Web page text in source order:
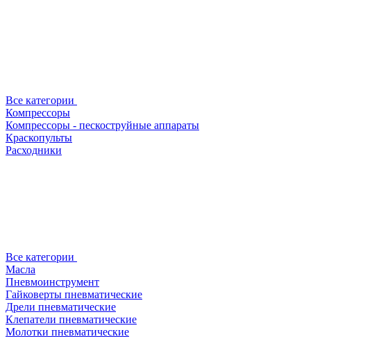
Все категории
Компрессоры
Компрессоры - пескоструйные аппараты
Краскопульты
Расходники
Все категории
Масла
Пневмоинструмент
Гайковерты пневматические
Дрели пневматические
Клепатели пневматические
Молотки пневматические